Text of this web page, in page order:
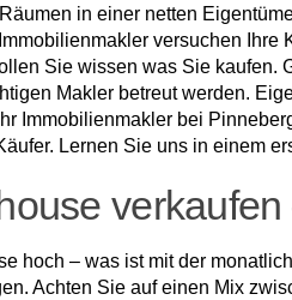
in einer netten
versuchen
Sie wissen was Sie
Makler betreut werden.
Immobilienmakler bei
Lernen Sie uns in einem
hoch – was ist mit der
Achten Sie auf einen Mix